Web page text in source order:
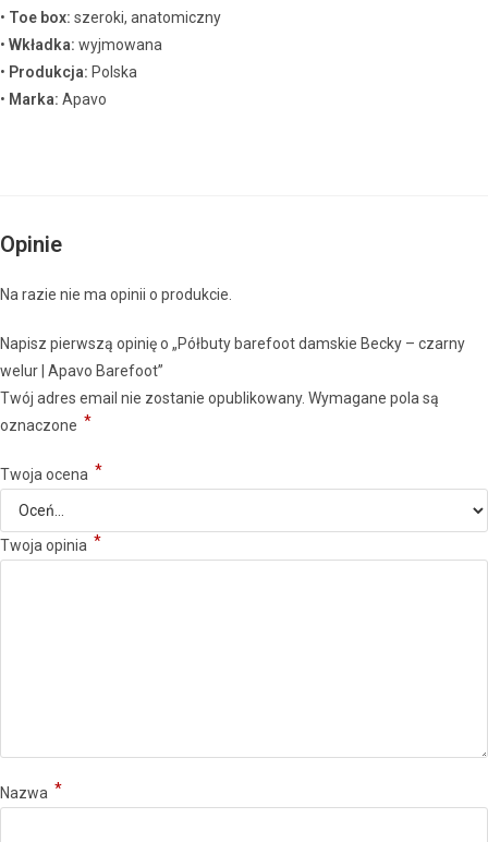
• Toe box: szeroki, anatomiczny
• Wkładka: wyjmowana
• Produkcja: Polska
• Marka: Apavo
Opinie
Na razie nie ma opinii o produkcie.
Napisz pierwszą opinię o „Półbuty barefoot damskie Becky – czarny
welur | Apavo Barefoot”
Twój adres email nie zostanie opublikowany. Wymagane pola są
oznaczone *
Twoja ocena *
Twoja opinia *
Nazwa *